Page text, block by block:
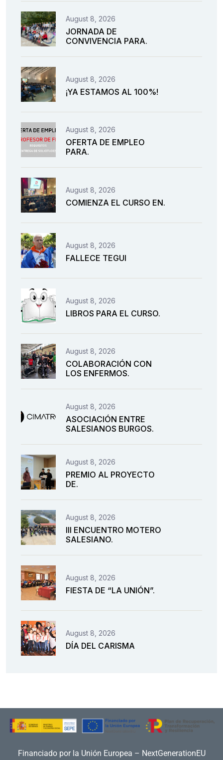
August 8, 2026
JORNADA DE
CONVIVENCIA PARA.
August 8, 2026
¡YA ESTAMOS AL 100%!
August 8, 2026
OFERTA DE EMPLEO
PARA.
August 8, 2026
COMIENZA EL CURSO EN.
August 8, 2026
FALLECE TEGUI
August 8, 2026
LIBROS PARA EL CURSO.
August 8, 2026
COLABORACIÓN CON
LOS ENFERMOS.
August 8, 2026
ASOCIACIÓN ENTRE
SALESIANOS BURGOS.
August 8, 2026
PREMIO AL PROYECTO
DE.
August 8, 2026
III ENCUENTRO MOTERO
SALESIANO.
August 8, 2026
FIESTA DE “LA UNIÓN”.
August 8, 2026
DÍA DEL CARISMA
Financiado por la Unión Europea – NextGenerationEU